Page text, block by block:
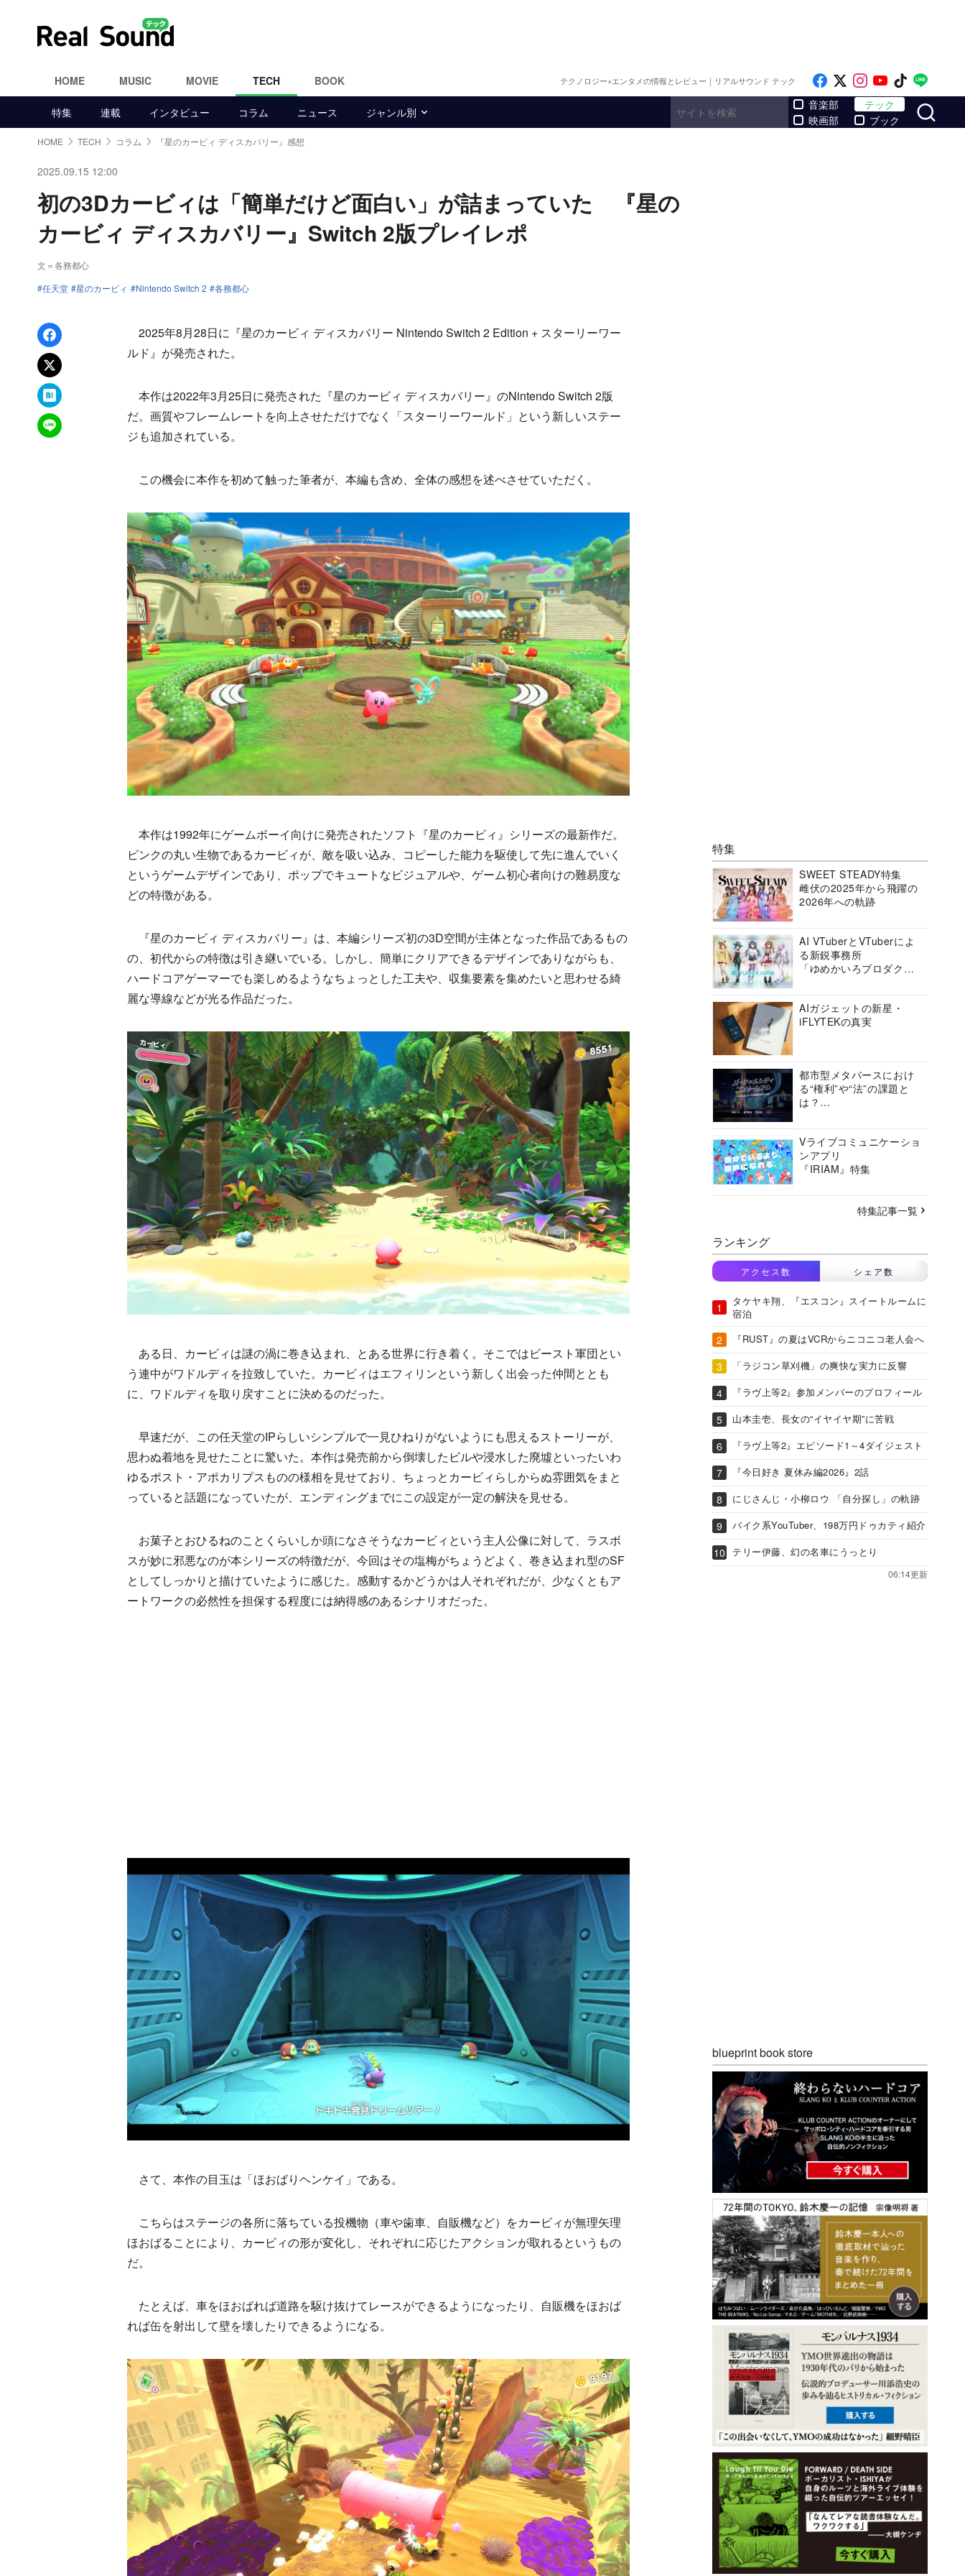
HOME MUSIC MOVIE TECH BOOK テクノロジー×エンタメの情報とレビュー｜リアルサウンド テック Like on Facebook
Follow on x
Follow on
Follow on
Follow
特集 連載 インタビュー コラム ニュース ジャンル別
音楽部
映画部
テック
ブック
HOME TECH コラム 『星のカービィ ディスカバリー』感想
2025.09.15 12:00
初の3Dカービィは「簡単だけど面白い」が詰まっていた 『星の
カービィ ディスカバリー』Switch 2版プレイレポ
文＝各務都心
任天堂
星のカービィ Nintendo Switch 2 各務都心
Facebookでシェア
xでポスト
はてなブックマーク
LINEで送る
2025年8月28日に『星のカービィ ディスカバリー Nintendo Switch 2 Edition + スターリーワー
ルド』が発売された。
本作は2022年3月25日に発売された『星のカービィ ディスカバリー』のNintendo Switch 2版
だ。画質やフレームレートを向上させただけでなく「スターリーワールド」という新しいステー
ジも追加されている。
この機会に本作を初めて触った筆者が、本編も含め、全体の感想を述べさせていただく。
本作は1992年にゲームボーイ向けに発売されたソフト『星のカービィ』シリーズの最新作だ。
ピンクの丸い生物であるカービィが、敵を吸い込み、コピーした能力を駆使して先に進んでいく
というゲームデザインであり、ポップでキュートなビジュアルや、ゲーム初心者向けの難易度な
どの特徴がある。
『星のカービィ ディスカバリー』は、本編シリーズ初の3D空間が主体となった作品であるもの
の、初代からの特徴は引き継いでいる。しかし、簡単にクリアできるデザインでありながらも、
ハードコアゲーマーでも楽しめるようなちょっとした工夫や、収集要素を集めたいと思わせる綺
麗な導線などが光る作品だった。
ある日、カービィは謎の渦に巻き込まれ、とある世界に行き着く。そこではビースト軍団とい
う連中がワドルディを拉致していた。カービィはエフィリンという新しく出会った仲間ととも
に、ワドルディを取り戻すことに決めるのだった。
早速だが、この任天堂のIPらしいシンプルで一見ひねりがないようにも思えるストーリーが、
思わぬ着地を見せたことに驚いた。本作は発売前から倒壊したビルや浸水した廃墟といったいわ
ゆるポスト・アポカリプスものの様相を見せており、ちょっとカービィらしからぬ雰囲気をまと
っていると話題になっていたが、エンディングまでにこの設定が一定の解決を見せる。
お菓子とおひるねのことくらいしか頭になさそうなカービィという主人公像に対して、ラスボ
スが妙に邪悪なのが本シリーズの特徴だが、今回はその塩梅がちょうどよく、巻き込まれ型のSF
としてしっかりと描けていたように感じた。感動するかどうかは人それぞれだが、少なくともア
ートワークの必然性を担保する程度には納得感のあるシナリオだった。
さて、本作の目玉は「ほおばりヘンケイ」である。
こちらはステージの各所に落ちている投機物（車や歯車、自販機など）をカービィが無理矢理
ほおばることにより、カービィの形が変化し、それぞれに応じたアクションが取れるというもの
だ。
たとえば、車をほおばれば道路を駆け抜けてレースができるようになったり、自販機をほおば
れば缶を射出して壁を壊したりできるようになる。
特集
SWEET STEADY特集
雌伏の2025年から飛躍の
2026年への軌跡
AI VTuberとVTuberによ
る新鋭事務所
「ゆめかいろプロダクシ
AIガジェットの新星・
iFLYTEKの真実
都市型メタバースにおけ
る“権利”や“法”の課題と
は？
ーシアムの挑戦に迫る
Vライブコミュニケーショ
ンアプリ
『IRIAM』特集
特集記事一覧
ランキング
アクセス数 シェア数
タケヤキ翔、『エスコン』スイートルームに
宿泊
『RUST』の夏はVCRからニコニコ老人会へ
「ラジコン草刈機」の爽快な実力に反響
『ラヴ上等2』参加メンバーのプロフィール
山本圭壱、長女の“イヤイヤ期”に苦戦
『ラヴ上等2』エピソード1～4ダイジェスト
『今日好き 夏休み編2026』2話
にじさんじ・小柳ロウ 「自分探し」の軌跡
バイク系YouTuber、198万円ドゥカティ紹介
テリー伊藤、幻の名車にうっとり
06:14更新
blueprint book store